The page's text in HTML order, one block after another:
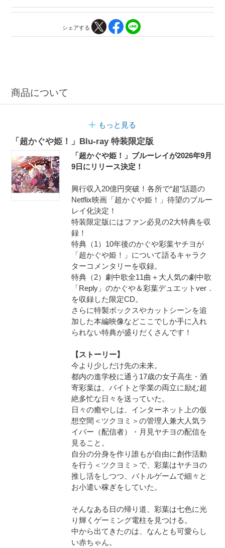
シェアする
商品について
もっと見る
「超かぐや姫！」Blu-ray 特装限定版
「超かぐや姫！」ブルーレイが2026年9月
9日にリリース決定！
興行収入20億円突破！各所で“超”話題の
Netflix映画「超かぐや姫！」待望のブルー
レイ化決定！
特装限定版にはファン必見の2大特典を収
録！
特典（1）10年後のかぐや彩葉ヤチヨが
「超かぐや姫！」について語るキャラク
ターコメンタリーを収録。
特典（2）劇中歌全11曲＋大人気の劇中歌
「Reply」のかぐや＆彩葉デュエットver．
を収録した限定CD。
さらに特製ボックスやカットシーンを追
加した本編映像などここでしか手に入れ
られない特典が盛りだくさんです！
【ストーリー】
今より少しだけ先の未来。
都内の進学校に通う17歳の女子高生・酒
寄彩葉は、バイトと学業の両立に励む超
絶多忙な日々を送っていた。
日々の癒やしは、インターネット上の仮
想空間＜ツクヨミ＞の管理人兼大人気ラ
イバー（配信者）・月見ヤチヨの配信を
見ること。
自分の分身を作り誰もが自由に創作活動
を行う＜ツクヨミ＞で、彩葉はヤチヨの
推し活をしつつ、バトルゲームで細々と
お小遣い稼ぎをしていた。
そんなある日の帰り道、彩葉は七色に光
り輝くゲーミング電柱を見つける。
中から出てきたのは、なんとも可愛らし
い赤ちゃん。